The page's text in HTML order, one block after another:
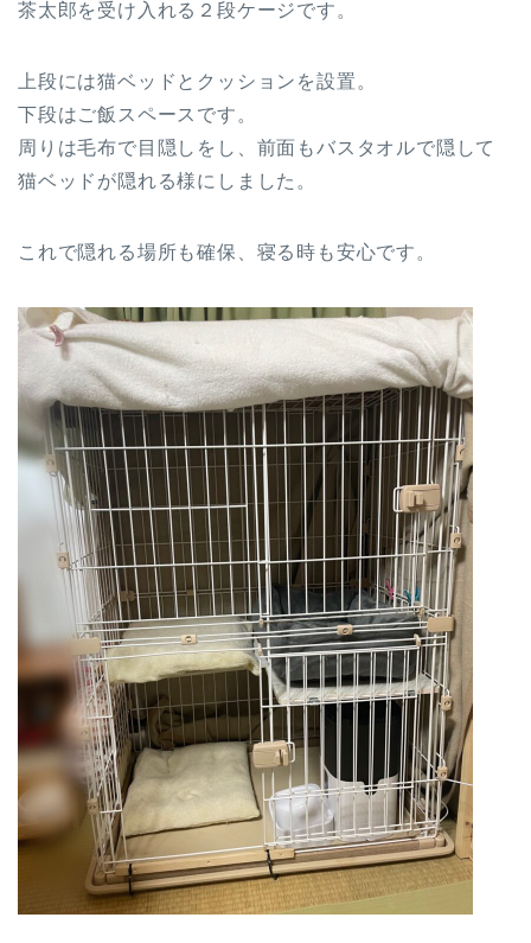
茶太郎を受け入れる２段ケージです。
上段には猫ベッドとクッションを設置。
下段はご飯スペースです。
周りは毛布で目隠しをし、前面もバスタオルで隠して
猫ベッドが隠れる様にしました。
これで隠れる場所も確保、寝る時も安心です。